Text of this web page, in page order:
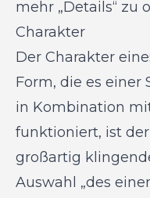
mehr „Details“ zu
Charakter
Der Charakter
Form, die es einer
in Kombination
funktioniert, ist
großartig
Auswahl „des